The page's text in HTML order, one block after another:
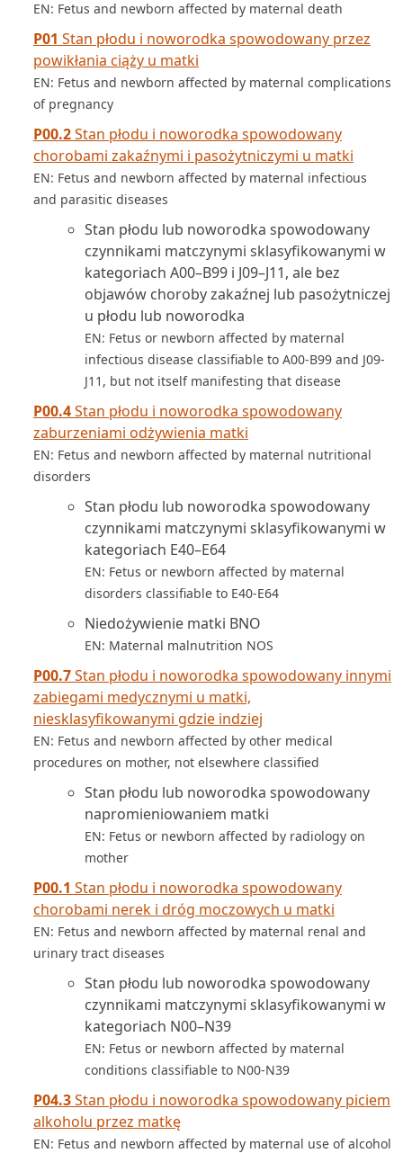
EN: Fetus and newborn affected by maternal death
P01 Stan płodu i noworodka spowodowany przez
powikłania ciąży u matki
EN: Fetus and newborn affected by maternal complications
of pregnancy
P00.2Stan płodu i noworodka spowodowany
chorobami zakaźnymi i pasożytniczymi u matki
EN: Fetus and newborn affected by maternal infectious
and parasitic diseases
Stan płodu lub noworodka spowodowany
czynnikami matczynymi sklasyfikowanymi w
kategoriach A00–B99 i J09–J11, ale bez
objawów choroby zakaźnej lub pasożytniczej
u płodu lub noworodka
EN: Fetus or newborn affected by maternal
infectious disease classifiable to A00-B99 and J09-
J11, but not itself manifesting that disease
P00.4Stan płodu i noworodka spowodowany
zaburzeniami odżywienia matki
EN: Fetus and newborn affected by maternal nutritional
disorders
Stan płodu lub noworodka spowodowany
czynnikami matczynymi sklasyfikowanymi w
kategoriach E40–E64
EN: Fetus or newborn affected by maternal
disorders classifiable to E40-E64
Niedożywienie matki BNO
EN: Maternal malnutrition NOS
P00.7Stan płodu i noworodka spowodowany innymi
zabiegami medycznymi u matki,
niesklasyfikowanymi gdzie indziej
EN: Fetus and newborn affected by other medical
procedures on mother, not elsewhere classified
Stan płodu lub noworodka spowodowany
napromieniowaniem matki
EN: Fetus or newborn affected by radiology on
mother
P00.1 Stan płodu i noworodka spowodowany
chorobami nerek i dróg moczowych u matki
EN: Fetus and newborn affected by maternal renal and
urinary tract diseases
Stan płodu lub noworodka spowodowany
czynnikami matczynymi sklasyfikowanymi w
kategoriach N00–N39
EN: Fetus or newborn affected by maternal
conditions classifiable to N00-N39
P04.3Stan płodu i noworodka spowodowany piciem
alkoholu przez matkę
EN: Fetus and newborn affected by maternal use of alcohol